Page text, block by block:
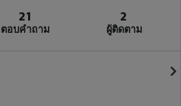
21
ตอบคำถาม
2
ผู้ติดตาม